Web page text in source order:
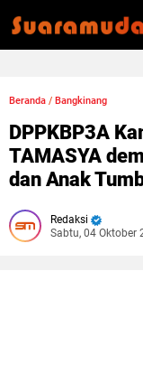
Beranda / Bangkinang
DPPKBP3A
TAMASYA
dan Anak
Redaksi
Sabtu, 04 Oktober